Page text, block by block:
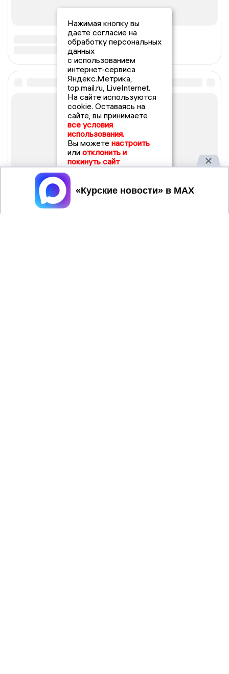
Нажимая кнопку вы
даете согласие на
обработку персональных
данных
с использованием
интернет-сервиса
Яндекс.Метрика,
top.mail.ru, LiveInternet.
На сайте используются
cookie. Оставаясь на
сайте, вы принимаете
все условия
использования.
Вы можете настроить
или отклонить и
покинуть сайт
Принять